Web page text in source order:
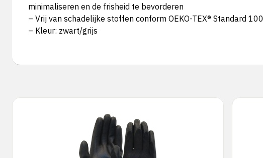
minimaliseren en de frisheid te bevorderen
– Vrij van schadelijke stoffen conform OEKO-TEX® Standard 100
– Kleur: zwart/grijs